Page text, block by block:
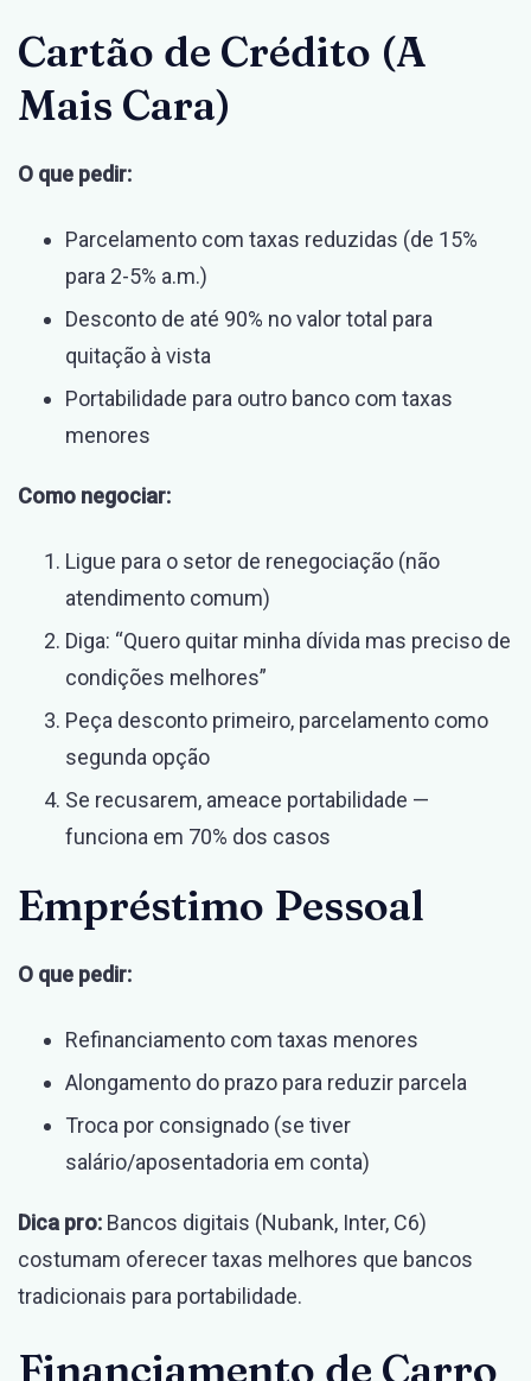
Cartão de Crédito (A
Mais Cara)
O que pedir:
Parcelamento com taxas reduzidas (de 15%
para 2-5% a.m.)
Desconto de até 90% no valor total para
quitação à vista
Portabilidade para outro banco com taxas
menores
Como negociar:
Ligue para o setor de renegociação (não
atendimento comum)
Diga: “Quero quitar minha dívida mas preciso de
condições melhores”
Peça desconto primeiro, parcelamento como
segunda opção
Se recusarem, ameace portabilidade —
funciona em 70% dos casos
Empréstimo Pessoal
O que pedir:
Refinanciamento com taxas menores
Alongamento do prazo para reduzir parcela
Troca por consignado (se tiver
salário/aposentadoria em conta)
Dica pro: Bancos digitais (Nubank, Inter, C6)
costumam oferecer taxas melhores que bancos
tradicionais para portabilidade.
Financiamento de Carro